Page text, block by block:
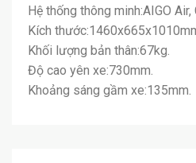
Hệ thống thông minh:AIGO
Kích
Khối lượng bản thân:67kg.
Độ cao yên xe:730mm.
Khoảng sáng gầm xe:135mm.